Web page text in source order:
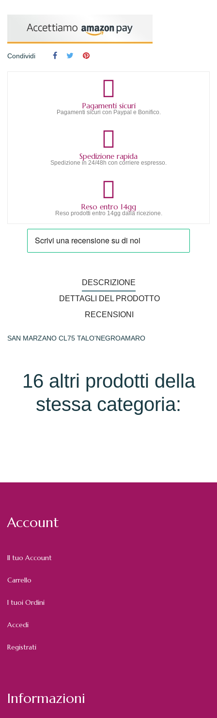
Condividi
Pagamenti sicuri
Pagamenti sicuri con Paypal e Bonifico.
Spedizione rapida
Spedizione in 24/48h con corriere espresso.
Reso entro 14gg
Reso prodotti entro 14gg dalla ricezione.
DESCRIZIONE
DETTAGLI DEL PRODOTTO
RECENSIONI
SAN MARZANO CL75 TALO'NEGROAMARO
16 altri prodotti della
stessa categoria:
Account
Il tuo Account
Carrello
I tuoi Ordini
Accedi
Registrati
Informazioni